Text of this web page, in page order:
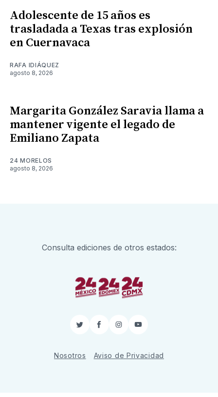
Adolescente de 15 años es
trasladada a Texas tras explosión
en Cuernavaca
RAFA IDIÁQUEZ
agosto 8, 2026
Margarita González Saravia llama a
mantener vigente el legado de
Emiliano Zapata
24 MORELOS
agosto 8, 2026
Consulta ediciones de otros estados:
TwitterFacebook
InstagramYouTube
Nosotros Aviso de Privacidad